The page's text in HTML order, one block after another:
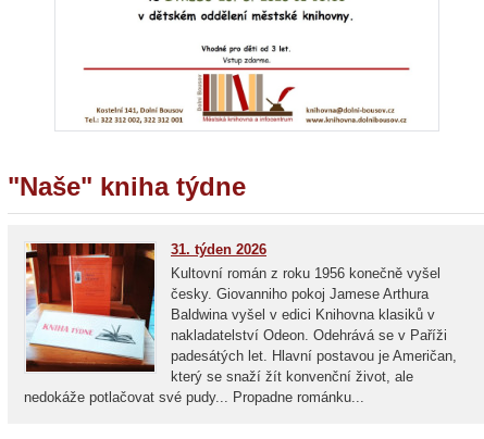
"Naše" kniha týdne
31. týden 2026
Kultovní román z roku 1956 konečně vyšel
česky. Giovanniho pokoj Jamese Arthura
Baldwina vyšel v edici Knihovna klasiků v
nakladatelství Odeon. Odehrává se v Paříži
padesátých let. Hlavní postavou je Američan,
který se snaží žít konvenční život, ale
nedokáže potlačovat své pudy... Propadne románku...